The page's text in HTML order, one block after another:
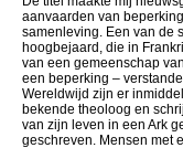
aanvaarden van
samenleving. Een van de
hoogbejaard, die in
van een gemeenschap
een beperking –
Wereldwijd zijn er
bekende theoloog en
van zijn leven in een Ark
geschreven. Mensen met